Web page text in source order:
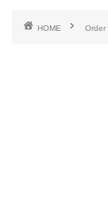
HOME Order